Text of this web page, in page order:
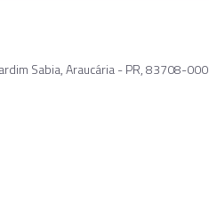
Sabia, Araucária - PR, 83708-000